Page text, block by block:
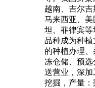
越南、吉尔吉
马来西亚、
坦、菲律宾
品种成为种
的种植办理
冻仓储、预
送营业，深
挖掘，产量